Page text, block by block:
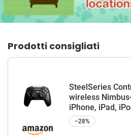
Prodotti consigliati
SteelSeries
wireless
iPhone, iPad,
−28%